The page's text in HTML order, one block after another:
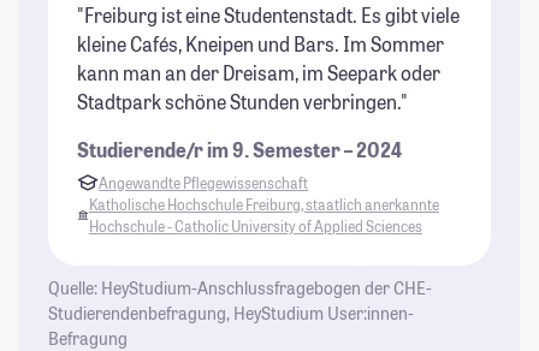
"Freiburg ist eine Studentenstadt. Es gibt viele
kleine Cafés, Kneipen und Bars. Im Sommer
kann man an der Dreisam, im Seepark oder
Stadtpark schöne Stunden verbringen."
Studierende/r im 9. Semester – 2024
Angewandte Pflegewissenschaft
Katholische Hochschule Freiburg, staatlich anerkannte
Hochschule - Catholic University of Applied Sciences
Quelle: HeyStudium-Anschlussfragebogen der CHE-
Studierendenbefragung, HeyStudium User:innen-
Befragung